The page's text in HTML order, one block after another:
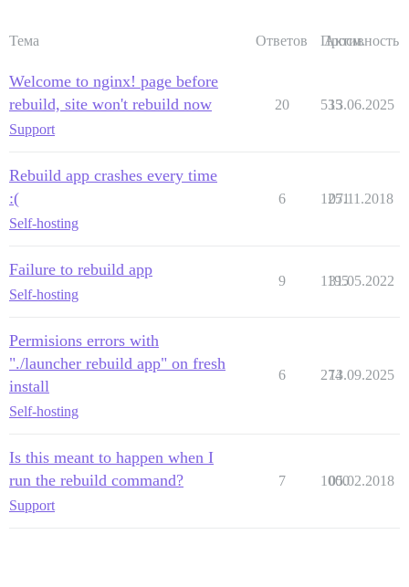
Тема Ответов Просм.
Активность
Welcome to nginx! page before
rebuild, site won't rebuild now
Support
20 535
13.06.2025
Rebuild app crashes every time
:(
Self-hosting
6 1251
07.11.2018
Failure to rebuild app
Self-hosting
9 1195
31.05.2022
Permisions errors with
"./launcher rebuild app" on fresh
install
Self-hosting
6 274
13.09.2025
Is this meant to happen when I
run the rebuild command?
Support
7 1000
05.02.2018